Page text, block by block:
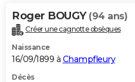
Roger BOUGY (94 ans)
Créer une cagnotte obsèques
Naissance
16/09/1899 à Champfleury
Décès